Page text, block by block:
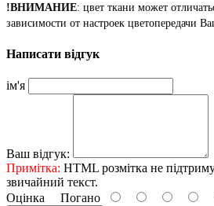
!ВНИМАНИЕ: цвет ткани может
зависимости от настроек цветопередачи
Написати відгук
ім'я
Ваш відгук:
Примітка: HTML розмітка не
звичайний текст.
Оцінка Погано